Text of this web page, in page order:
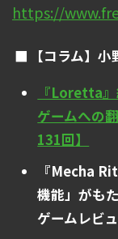
https://
【コラム】
『Loretta
ゲームへの
131回】
『Mecha
機能」がも
ゲームレビ